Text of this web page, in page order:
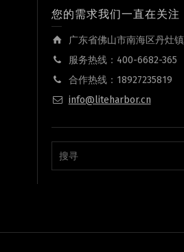
您的需求我们一直在关注
广东省佛山市南海区丹灶
服务热线：400-6682-365
合作热线：18927235819
info@liteharbor.cn